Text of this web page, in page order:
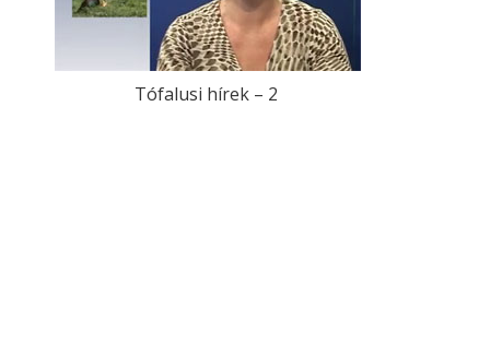
Tófalusi hírek – 2